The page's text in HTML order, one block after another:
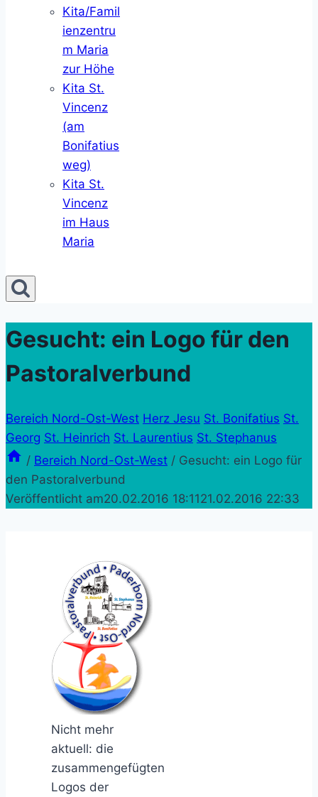
Kita/Famil
ienzentru
m Maria
zur Höhe
Kita St.
Vincenz
(am
Bonifatius
weg)
Kita St.
Vincenz
im Haus
Maria
Gesucht: ein Logo für den
Pastoralverbund
Bereich Nord-Ost-West Herz Jesu St. Bonifatius St.
Georg St. Heinrich St. Laurentius St. Stephanus
/ Bereich Nord-Ost-West / Gesucht: ein Logo für
den Pastoralverbund
Veröffentlicht am20.02.2016 18:1121.02.2016 22:33
Nicht mehr
aktuell: die
zusammengefügten
Logos der